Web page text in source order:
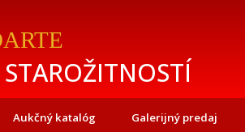
Aukčný katalóg Galerijný predaj